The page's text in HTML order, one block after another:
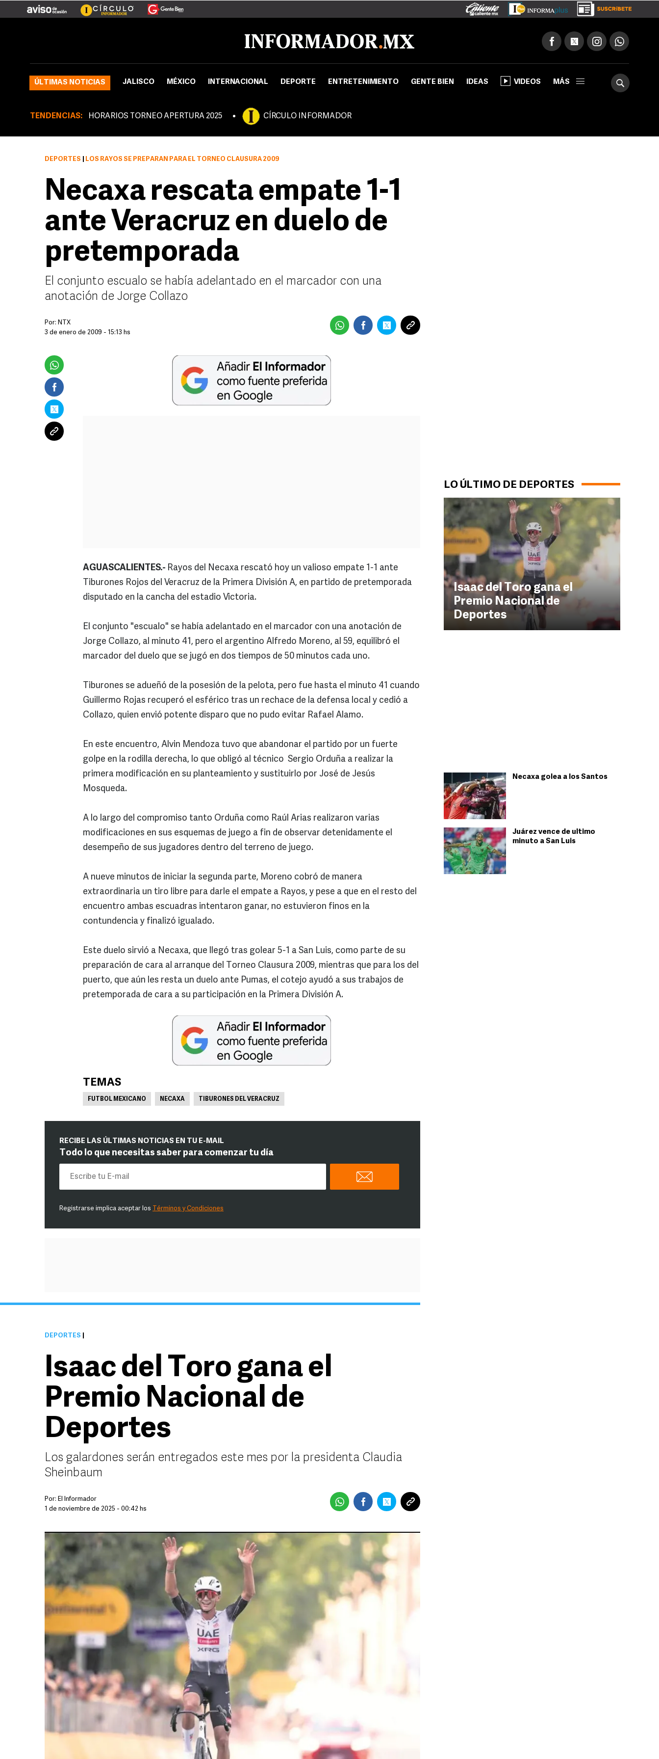
ÚLTIMAS NOTICIAS JALISCO MÉXICO INTERNACIONAL DEPORTE ENTRETENIMIENTO GENTE BIEN IDEAS VIDEOS MÁS
TENDENCIAS: HORARIOS TORNEO APERTURA 2025 CÍRCULO INFORMADOR
LO ÚLTIMO DE DEPORTES
Isaac del Toro gana el
Premio Nacional de
Deportes
Necaxa golea a los Santos
Juárez vence de ultimo
minuto a San Luis
DEPORTES LOS RAYOS SE PREPARAN PARA EL TORNEO CLAUSURA 2009
Necaxa rescata empate 1-1
ante Veracruz en duelo de
pretemporada
El conjunto escualo se había adelantado en el marcador con una
anotación de Jorge Collazo
Por: NTX
3 de enero de 2009 - 15:13 hs
AGUASCALIENTES.- Rayos del Necaxa rescató hoy un valioso empate 1-1 ante
Tiburones Rojos del Veracruz de la Primera División A, en partido de pretemporada
disputado en la cancha del estadio Victoria.
El conjunto "escualo" se había adelantado en el marcador con una anotación de
Jorge Collazo, al minuto 41, pero el argentino Alfredo Moreno, al 59, equilibró el
marcador del duelo que se jugó en dos tiempos de 50 minutos cada uno.
Tiburones se adueñó de la posesión de la pelota, pero fue hasta el minuto 41 cuando
Guillermo Rojas recuperó el esférico tras un rechace de la defensa local y cedió a
Collazo, quien envió potente disparo que no pudo evitar Rafael Alamo.
En este encuentro, Alvin Mendoza tuvo que abandonar el partido por un fuerte
golpe en la rodilla derecha, lo que obligó al técnico Sergio Orduña a realizar la
primera modificación en su planteamiento y sustituirlo por José de Jesús
Mosqueda.
A lo largo del compromiso tanto Orduña como Raúl Arias realizaron varias
modificaciones en sus esquemas de juego a fin de observar detenidamente el
desempeño de sus jugadores dentro del terreno de juego.
A nueve minutos de iniciar la segunda parte, Moreno cobró de manera
extraordinaria un tiro libre para darle el empate a Rayos, y pese a que en el resto del
encuentro ambas escuadras intentaron ganar, no estuvieron finos en la
contundencia y finalizó igualado.
Este duelo sirvió a Necaxa, que llegó tras golear 5-1 a San Luis, como parte de su
preparación de cara al arranque del Torneo Clausura 2009, mientras que para los del
puerto, que aún les resta un duelo ante Pumas, el cotejo ayudó a sus trabajos de
pretemporada de cara a su participación en la Primera División A.
TEMAS
FUTBOL MEXICANO NECAXA TIBURONES DEL VERACRUZ
RECIBE LAS ÚLTIMAS NOTICIAS EN TU E-MAIL
Todo lo que necesitas saber para comenzar tu día
Registrarse implica aceptar los Términos y Condiciones
DEPORTES
Isaac del Toro gana el
Premio Nacional de
Deportes
Los galardones serán entregados este mes por la presidenta Claudia
Sheinbaum
Por: El Informador
1 de noviembre de 2025 - 00:42 hs